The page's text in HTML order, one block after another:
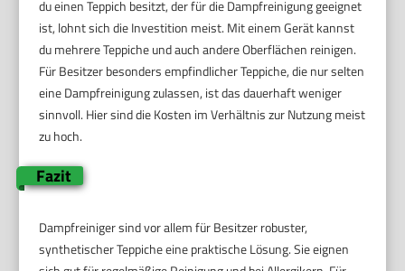
du einen Teppich besitzt, der für die Dampfreinigung geeignet
ist, lohnt sich die Investition meist. Mit einem Gerät kannst
du mehrere Teppiche und auch andere Oberflächen reinigen.
Für Besitzer besonders empfindlicher Teppiche, die nur selten
eine Dampfreinigung zulassen, ist das dauerhaft weniger
sinnvoll. Hier sind die Kosten im Verhältnis zur Nutzung meist
zu hoch.
Fazit
Dampfreiniger sind vor allem für Besitzer robuster,
synthetischer Teppiche eine praktische Lösung. Sie eignen